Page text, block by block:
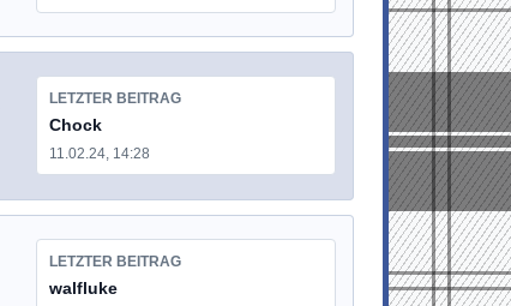
LETZTER BEITRAG
Chock
11.02.24, 14:28
LETZTER BEITRAG
walfluke